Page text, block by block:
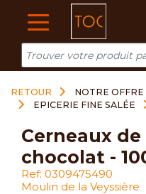
RETOUR NOTRE OFFRE
EPICERIE FINE SALÉE
cerneaux de noix au
chocolat -
Ref: 0309475490
Moulin de la Veyssière
Cookies management panel